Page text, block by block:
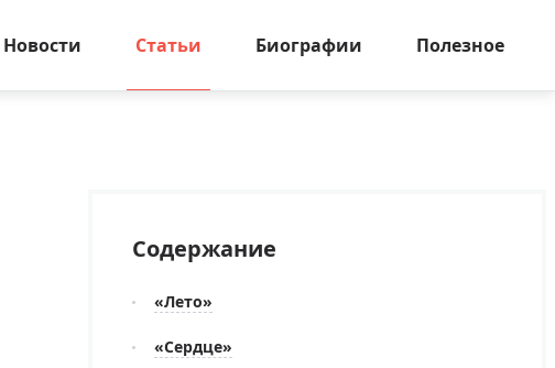
Новости Статьи Биографии Полезное
Содержание
«Лето»
«Сердце»